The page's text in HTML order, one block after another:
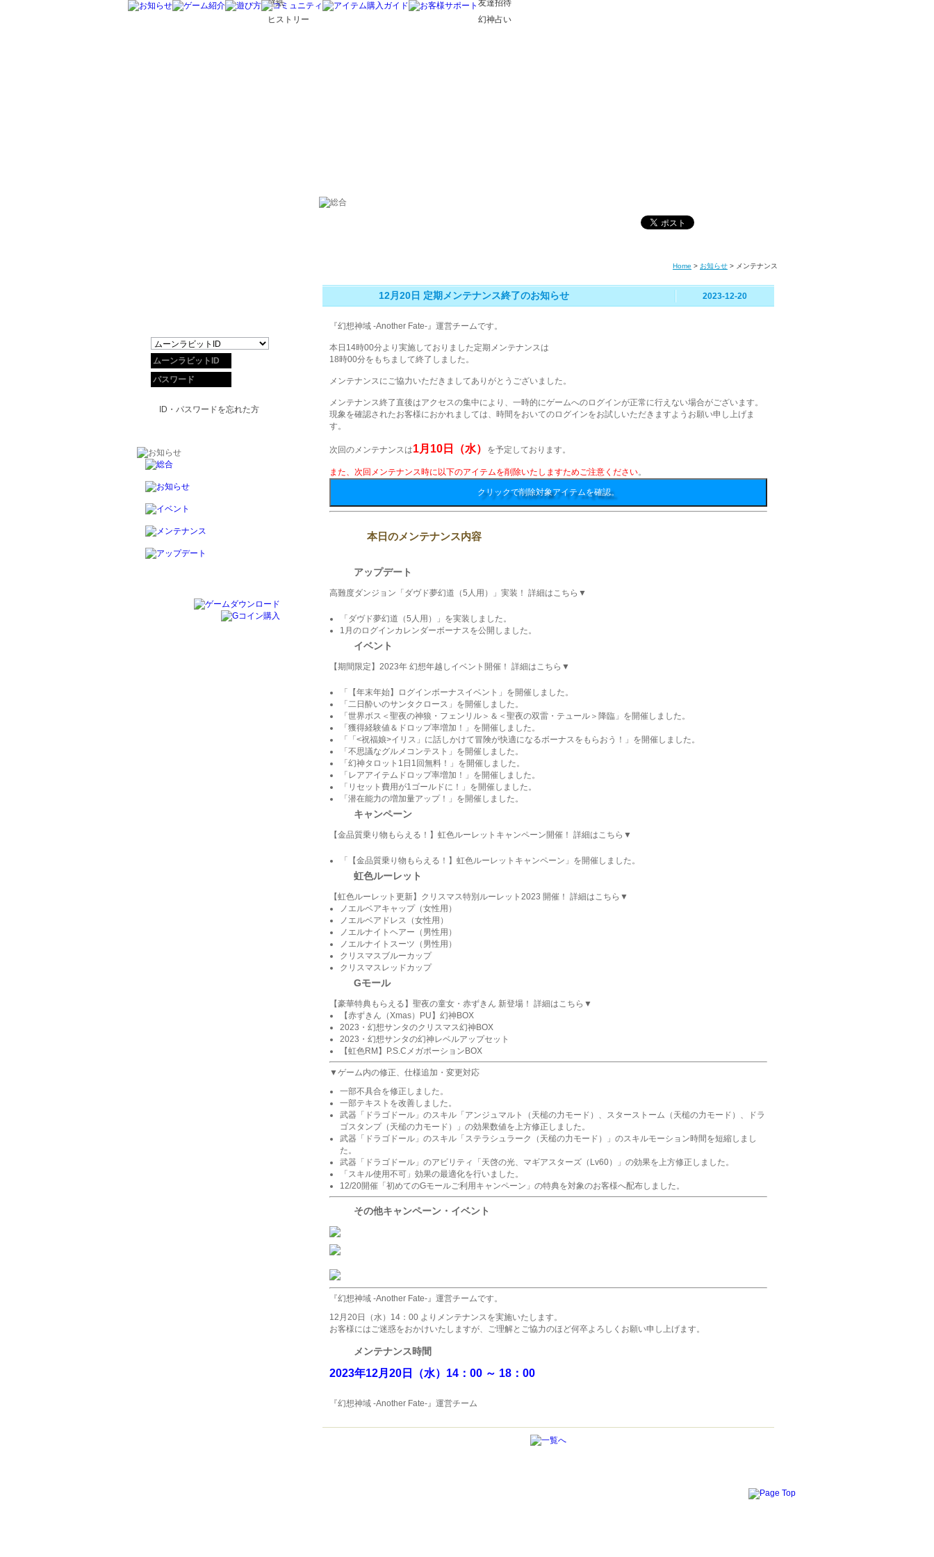
壁紙
ヒストリー
友達招待
幻神占い
Home > お知らせ > メンテナンス
12月20日 定期メンテナンス終了のお知らせ 2023-12-20
『幻想神域 -Another Fate-』運営チームです。
本日14時00分より実施しておりました定期メンテナンスは
18時00分をもちまして終了しました。
メンテナンスにご協力いただきましてありがとうございました。
メンテナンス終了直後はアクセスの集中により、一時的にゲームへのログインが正常に行えない場合がございます。
現象を確認されたお客様におかれましては、時間をおいてのログインをお試しいただきますようお願い申し上げま
す。
次回のメンテナンスは1月10日（水） を予定しております。
また、次回メンテナンス時に以下のアイテムを削除いたしますためご注意ください。
クリックで削除対象アイテムを確認。
本日のメンテナンス内容
アップデート
高難度ダンジョン「ダヴド夢幻道（5人用）」実装！ 詳細はこちら▼
「ダヴド夢幻道（5人用）」を実装しました。
1月のログインカレンダーボーナスを公開しました。
イベント
【期間限定】2023年 幻想年越しイベント開催！ 詳細はこちら▼
「【年末年始】ログインボーナスイベント」を開催しました。
「二日酔いのサンタクロース」を開催しました。
「世界ボス＜聖夜の神狼・フェンリル＞＆＜聖夜の双雷・テュール＞降臨」を開催しました。
「獲得経験値＆ドロップ率増加！」を開催しました。
「「<祝福娘>イリス」に話しかけて冒険が快適になるボーナスをもらおう！」を開催しました。
「不思議なグルメコンテスト」を開催しました。
「幻神タロット1日1回無料！」を開催しました。
「レアアイテムドロップ率増加！」を開催しました。
「リセット費用が1ゴールドに！」を開催しました。
「潜在能力の増加量アップ！」を開催しました。
キャンペーン
【金品質乗り物もらえる！】虹色ルーレットキャンペーン開催！ 詳細はこちら▼
「【金品質乗り物もらえる！】虹色ルーレットキャンペーン」を開催しました。
虹色ルーレット
【虹色ルーレット更新】クリスマス特別ルーレット2023 開催！ 詳細はこちら▼
ノエルベアキャップ（女性用）
ノエルベアドレス（女性用）
ノエルナイトヘアー（男性用）
ノエルナイトスーツ（男性用）
クリスマスブルーカップ
クリスマスレッドカップ
Gモール
【豪華特典もらえる】聖夜の童女・赤ずきん 新登場！ 詳細はこちら▼
【赤ずきん（Xmas）PU】幻神BOX
2023・幻想サンタのクリスマス幻神BOX
2023・幻想サンタの幻神レベルアップセット
【虹色RM】P.S.CメガポーションBOX
▼ゲーム内の修正、仕様追加・変更対応
一部不具合を修正しました。
一部テキストを改善しました。
武器「ドラゴドール」のスキル「アンジュマルト（天槌の力モード）、スターストーム（天槌の力モード）、ドラ
ゴスタンプ（天槌の力モード）」の効果数値を上方修正しました。
武器「ドラゴドール」のスキル「ステラシュラーク（天槌の力モード）」のスキルモーション時間を短縮しまし
た。
武器「ドラゴドール」のアビリティ「天啓の光、マギアスターズ（Lv60）」の効果を上方修正しました。
「スキル使用不可」効果の最適化を行いました。
12/20開催「初めてのGモールご利用キャンペーン」の特典を対象のお客様へ配布しました。
その他キャンペーン・イベント
『幻想神域 -Another Fate-』運営チームです。
12月20日（水）14：00 よりメンテナンスを実施いたします。
お客様にはご迷惑をおかけいたしますが、ご理解とご協力のほど何卒よろしくお願い申し上げます。
メンテナンス時間
2023年12月20日（水） 14：00 ～ 18：00
『幻想神域 -Another Fate-』運営チーム
ID・パスワードを忘れた方